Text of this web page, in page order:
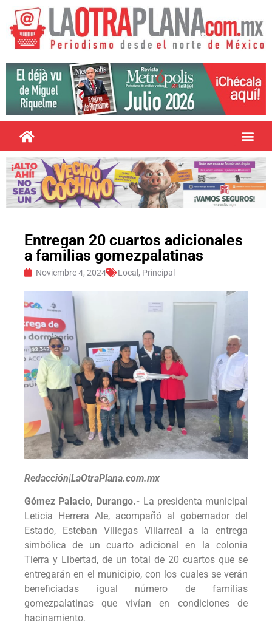
Entregan 20 cuartos adicionales
a familias gomezpalatinas
Noviembre 4, 2024 Local , Principal
Redacción|LaOtraPlana.com.mx
Gómez Palacio, Durango.- La presidenta municipal
Leticia Herrera Ale, acompañó al gobernador del
Estado, Esteban Villegas Villarreal a la entrega
simbólica de un cuarto adicional en la colonia
Tierra y Libertad, de un total de 20 cuartos que se
entregarán en el municipio, con los cuales se verán
beneficiadas igual número de familias
gomezpalatinas que vivían en condiciones de
hacinamiento.